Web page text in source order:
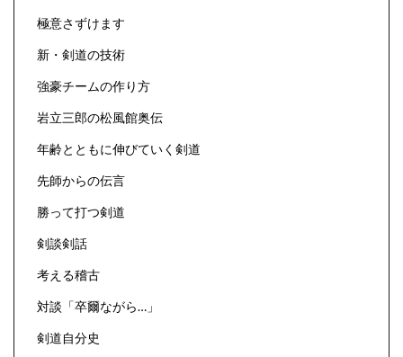
極意さずけます
新・剣道の技術
強豪チームの作り方
岩立三郎の松風館奥伝
年齢とともに伸びていく剣道
先師からの伝言
勝って打つ剣道
剣談剣話
考える稽古
対談「卒爾ながら…」
剣道自分史